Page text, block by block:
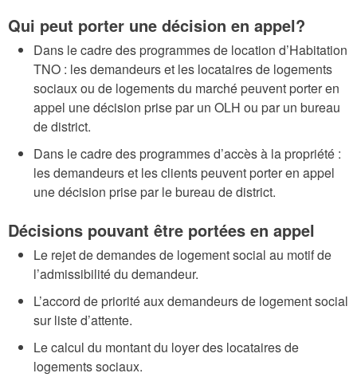
Qui peut porter une décision en appel?
Dans le cadre des programmes de location d’Habitation
TNO : les demandeurs et les locataires de logements
sociaux ou de logements du marché peuvent porter en
appel une décision prise par un OLH ou par un bureau
de district.
Dans le cadre des programmes d’accès à la propriété :
les demandeurs et les clients peuvent porter en appel
une décision prise par le bureau de district.
Décisions pouvant être portées en appel
Le rejet de demandes de logement social au motif de
l’admissibilité du demandeur.
L’accord de priorité aux demandeurs de logement social
sur liste d’attente.
Le calcul du montant du loyer des locataires de
logements sociaux.